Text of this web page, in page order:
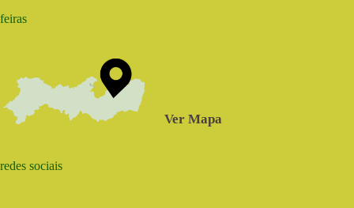
feiras
Ver Mapa
redes sociais